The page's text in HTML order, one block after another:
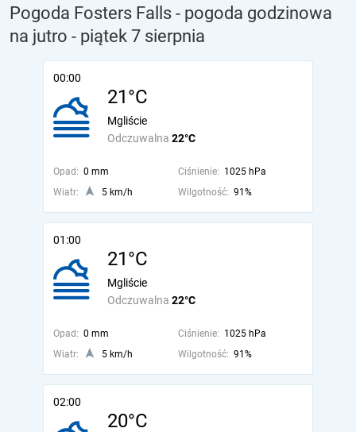
Pogoda Fosters Falls - pogoda godzinowa
na jutro - piątek 7 sierpnia
00:00
21°C
Odczuwalna 22°C
Mgliście
Opad: 0 mm Ciśnienie: 1025 hPa
Wiatr:
5 km/h Wilgotność: 91%
01:00
21°C
Odczuwalna 22°C
Mgliście
Opad: 0 mm Ciśnienie: 1025 hPa
Wiatr:
5 km/h Wilgotność: 91%
02:00
20°C